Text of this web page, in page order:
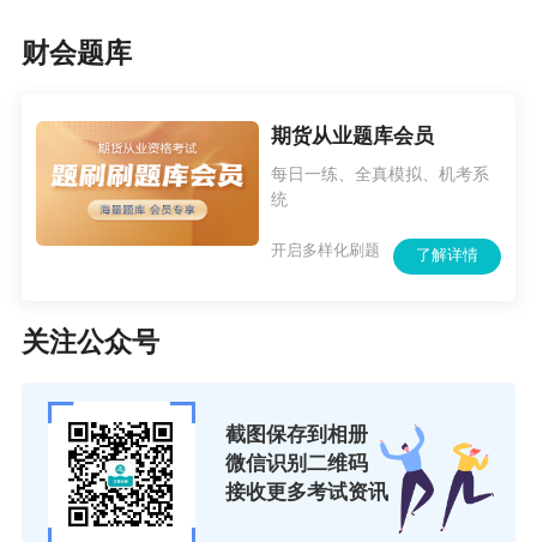
财会题库
期货从业题库会员
每日一练、全真模拟、机考系
统
了解详情
开启多样化刷题
关注公众号
截图保存到相册
微信识别二维码
接收更多考试资讯